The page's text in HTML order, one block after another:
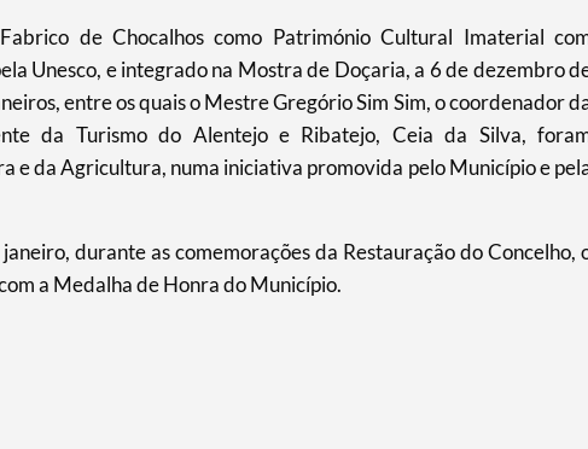
de Chocalhos como Património Cultural Imaterial
Unesco, e integrado na Mostra de Doçaria, a 6 de dezembro
entre os quais o Mestre Gregório Sim Sim, o coordenador
da Turismo do Alentejo e Ribatejo, Ceia da Silva,
e da Agricultura, numa iniciativa promovida pelo Município e
durante as comemorações da Restauração do Concelho,
a Medalha de Honra do Município.